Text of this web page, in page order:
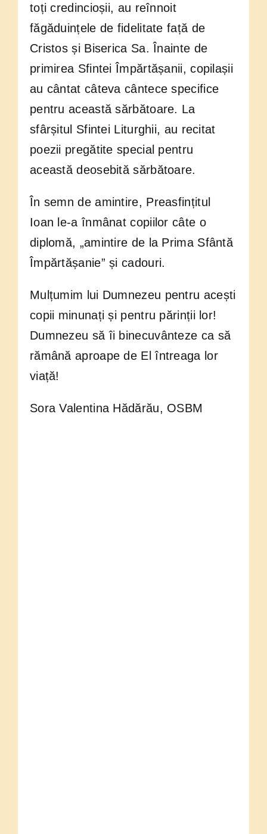
toți credincioșii, au reînnoit
făgăduințele de fidelitate față de
Cristos și Biserica Sa. Înainte de
primirea Sfintei Împărtășanii, copilașii
au cântat câteva cântece specifice
pentru această sărbătoare. La
sfârșitul Sfintei Liturghii, au recitat
poezii pregătite special pentru
această deosebită sărbătoare.
În semn de amintire, Preasfințitul
Ioan le-a înmânat copiilor câte o
diplomă, „amintire de la Prima Sfântă
Împărtășanie” și cadouri.
Mulțumim lui Dumnezeu pentru acești
copii minunați și pentru părinții lor!
Dumnezeu să îi binecuvânteze ca să
rămână aproape de El întreaga lor
viață!
Sora Valentina Hădărău, OSBM